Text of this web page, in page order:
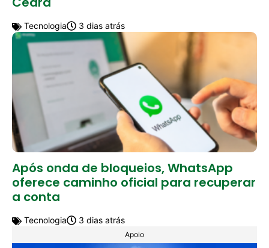
Tecnologia 3 dias atrás
Após onda de bloqueios, WhatsApp
oferece caminho oficial para recuperar
a conta
Tecnologia 3 dias atrás
Apoio